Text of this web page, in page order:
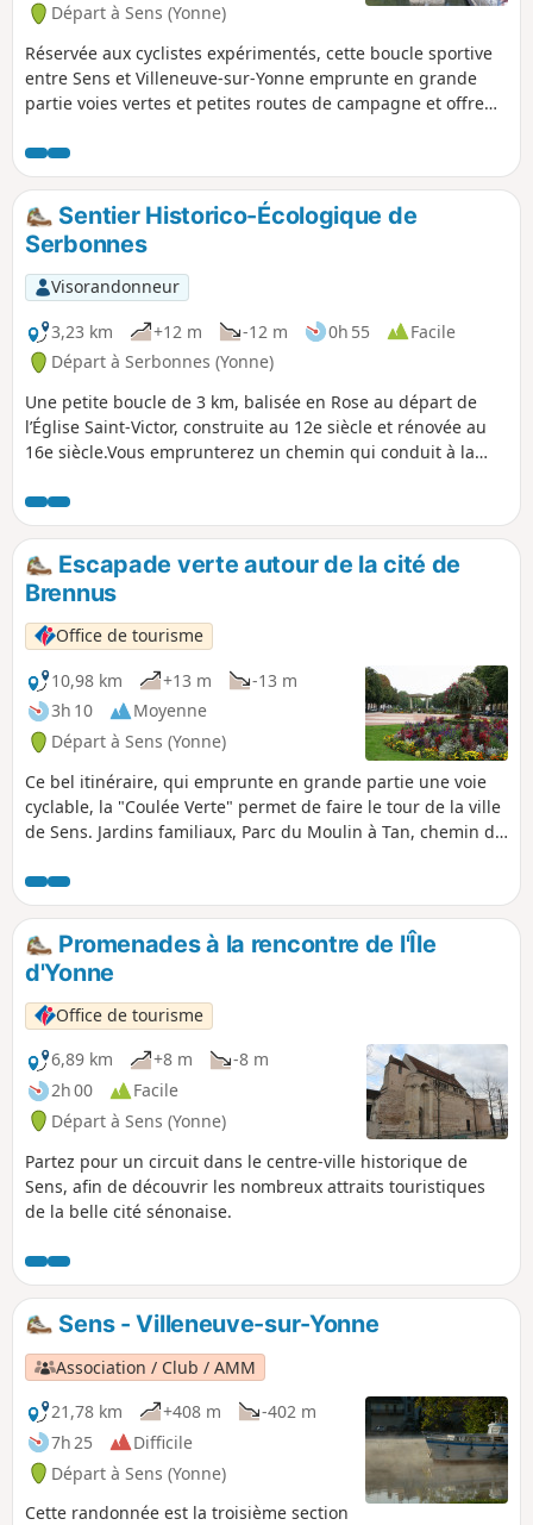
Départ à Sens (Yonne)
Réservée aux cyclistes expérimentés, cette boucle sportive
entre Sens et Villeneuve-sur-Yonne emprunte en grande
partie voies vertes et petites routes de campagne et offre
Sentier Historico-Écologique de
Serbonnes
Visorandonneur
3,23 km
+12 m -12 m 0h 55
Facile
Départ à Serbonnes (Yonne)
Une petite boucle de 3 km, balisée en Rose au départ de
l’Église Saint-Victor, construite au 12e siècle et rénovée au
16e siècle.Vous emprunterez un chemin qui conduit à la
Eiffel.Cette zone humide renferme plusieurs sources
bouillonnantes.Dans le lavoir lui même, on peut déjà voir
quelques sources frémissantes.En contournant, par le
chemin, cette zone humide, vous longerez l’Yonne pour
emprunter le chemin de halage, puis vous contournerez le
domaine du Grand Varennes avec son parc et son moulin,
pour retourner vers la mairie et la place du village après
avoir découvert la maison du régicide Jacques-Clément.
Escapade verte autour de la cité de
Brennus
Office de tourisme
10,98 km
+13 m
-13 m
3h 10
Moyenne
Départ à Sens (Yonne)
Ce bel itinéraire, qui emprunte en grande partie une voie
cyclable, la "Coulée Verte" permet de faire le tour de la ville
de Sens. Jardins familiaux, Parc du Moulin à Tan, chemin de
Sénonais, dont le promeneur partagera la découverte.
Promenades à la rencontre de l'Île
d'Yonne
Office de tourisme
6,89 km
+8 m
-8 m
2h 00
Facile
Départ à Sens (Yonne)
Partez pour un circuit dans le centre-ville historique de
Sens, afin de découvrir les nombreux attraits touristiques
de la belle cité sénonaise.
Sens - Villeneuve-sur-Yonne
Association / Club / AMM
21,78 km
+408 m
-402 m
7h 25
Difficile
Départ à Sens (Yonne)
Cette randonnée est la troisième section